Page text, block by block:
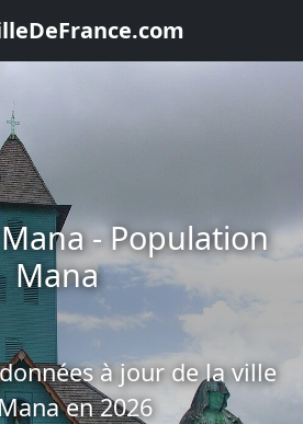
- Population
Mana
à jour de la ville
en 2026